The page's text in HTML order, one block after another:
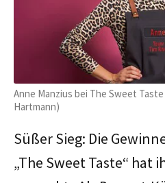
Anne Manzius bei The Sweet
Hartmann)
Süßer Sieg: Die
„The Sweet Taste“ hat